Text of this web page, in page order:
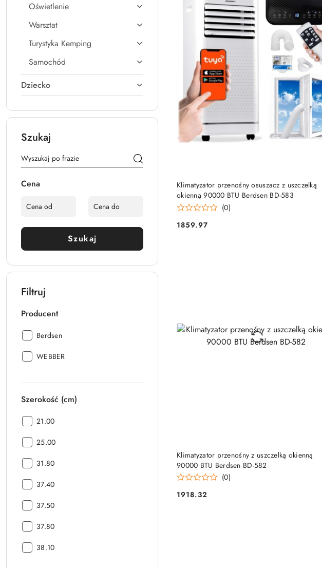
Oświetlenie
Warsztat
Turystyka Kemping
Samochód
Dziecko
Szukaj
Cena
Szukaj
Filtruj
Producent
Producent:
Berdsen
Producent:
WEBBER
Szerokość (cm)
Szerokość
21.00
Szerokość
25.00
Szerokość
31.80
Szerokość
37.40
Szerokość
37.50
Szerokość
37.80
Szerokość
38.10
Klimatyzator przenośny osuszacz z uszczelką
okienną 90000 BTU Berdsen BD-583
(0)
Cena:
1859.97
PRODUKT NIEDOSTĘPNY
Klimatyzator przenośny z uszczelką okienną
90000 BTU Berdsen BD-582
(0)
Cena:
1918.32
PRODUKT NIEDOSTĘPNY